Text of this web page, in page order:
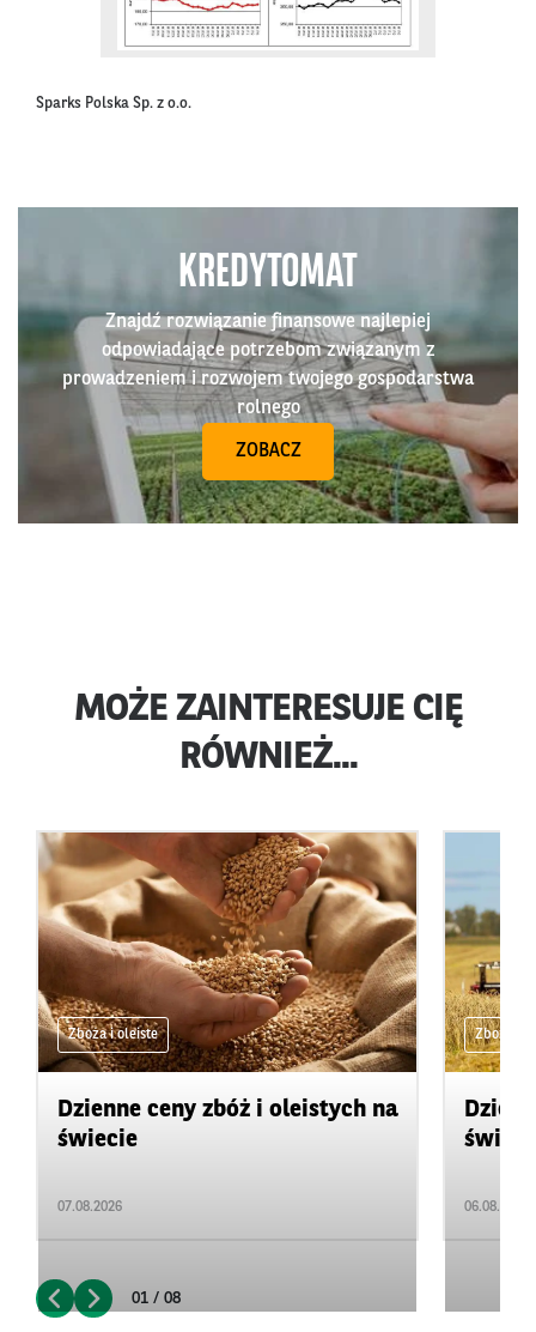
Sparks Polska Sp. z o.o.
KREDYTOMAT
Znajdź rozwiązanie finansowe najlepiej
odpowiadające potrzebom związanym z
prowadzeniem i rozwojem twojego gospodarstwa
rolnego
ZOBACZ
MOŻE ZAINTERESUJE CIĘ
RÓWNIEŻ...
Zboża i oleiste
Dzienne ceny zbóż i oleistych na
świecie
07.08.2026
Zboża i
06.08.2026
01 / 08